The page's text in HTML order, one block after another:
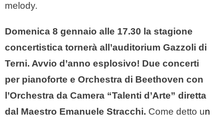
melody.
Domenica 8 gennaio alle 17.30 la stagione
concertistica tornerà all’auditorium Gazzoli di
Terni. Avvio d’anno esplosivo! Due concerti
per pianoforte e Orchestra di Beethoven con
l’Orchestra da Camera “Talenti d’Arte” diretta
dal Maestro Emanuele Stracchi. Come detto un